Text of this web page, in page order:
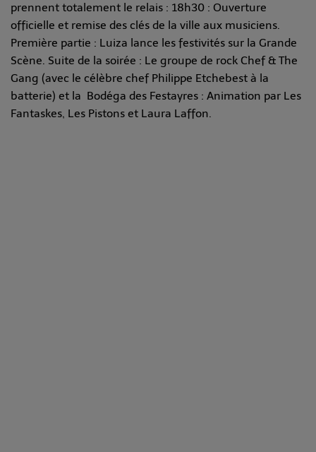
prennent totalement le relais : 18h30 : Ouverture
officielle et remise des clés de la ville aux musiciens.
Première partie : Luiza lance les festivités sur la Grande
Scène. Suite de la soirée : Le groupe de rock Chef & The
Gang (avec le célèbre chef Philippe Etchebest à la
batterie) et la Bodéga des Festayres : Animation par Les
Fantaskes, Les Pistons et Laura Laffon.